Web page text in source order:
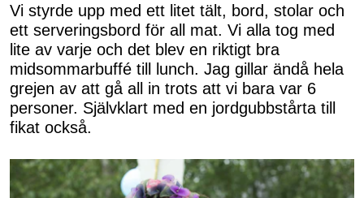
Vi styrde upp med ett litet tält, bord, stolar och
ett serveringsbord för all mat. Vi alla tog med
lite av varje och det blev en riktigt bra
midsommarbuffé till lunch. Jag gillar ändå hela
grejen av att gå all in trots att vi bara var 6
personer. Självklart med en jordgubbstårta till
fikat också.